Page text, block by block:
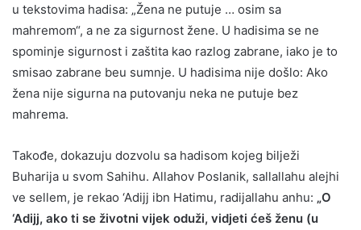
u tekstovima hadisa: „Žena ne putuje … osim sa
mahremom“, a ne za sigurnost žene. U hadisima se ne
spominje sigurnost i zaštita kao razlog zabrane, iako je to
smisao zabrane beu sumnje. U hadisima nije došlo: Ako
žena nije sigurna na putovanju neka ne putuje bez
mahrema.
Takođe, dokazuju dozvolu sa hadisom kojeg bilježi
Buharija u svom Sahihu. Allahov Poslanik, sallallahu alejhi
ve sellem, je rekao ‘Adijj ibn Hatimu, radijallahu anhu: „O
‘Adijj, ako ti se životni vijek oduži, vidjeti ćeš ženu (u